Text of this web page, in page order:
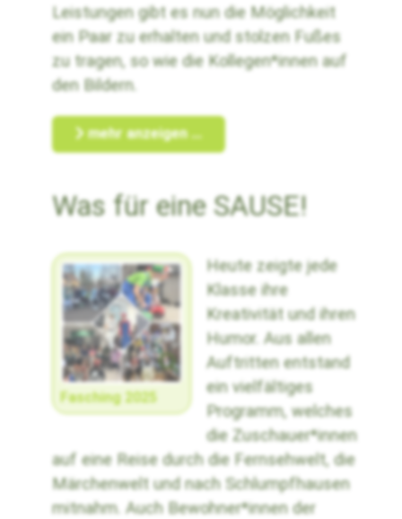
Leistungen gibt es nun die Möglichkeit
ein Paar zu erhalten und stolzen Fußes
zu tragen, so wie die Kollegen*innen auf
den Bildern.
mehr anzeigen ...
Was für eine SAUSE!
Fasching 2025
Heute zeigte jede
Klasse ihre
Kreativität und ihren
Humor. Aus allen
Auftritten entstand
ein vielfältiges
Programm, welches
die Zuschauer*innen
auf eine Reise durch die Fernsehwelt, die
Märchenwelt und nach Schlumpfhausen
mitnahm. Auch Bewohner*innen der